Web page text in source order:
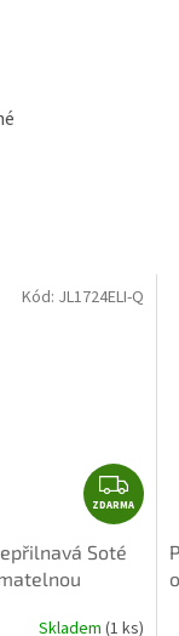
Z
D
A
ZDARMA
Soté
Skladem (1 ks)
Kód: JL1724ELI-Q